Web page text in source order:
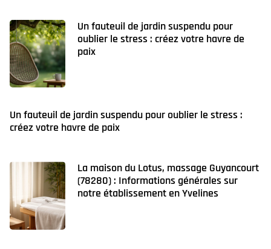
Un fauteuil de jardin suspendu pour
oublier le stress : créez votre havre de
paix
Un fauteuil de jardin suspendu pour oublier le stress :
créez votre havre de paix
La maison du Lotus, massage Guyancourt
(78280) : Informations générales sur
notre établissement en Yvelines